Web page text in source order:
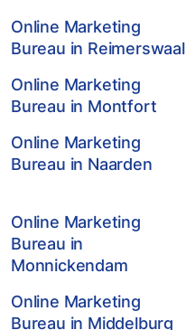
Online Marketing
Bureau in Reimerswaal
Online Marketing
Bureau in Montfort
Online Marketing
Bureau in Naarden
Online Marketing
Bureau in
Monnickendam
Online Marketing
Bureau in Middelburg